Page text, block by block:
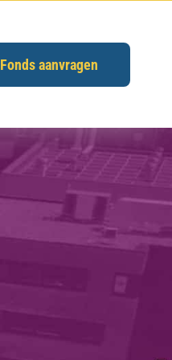
Fonds aanvragen